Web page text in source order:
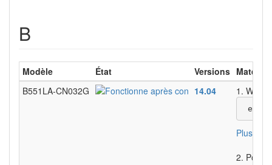
B
Modèle État Versions
B551LA-CN032G
14.04 1. Wifi
Plus
2. Ports